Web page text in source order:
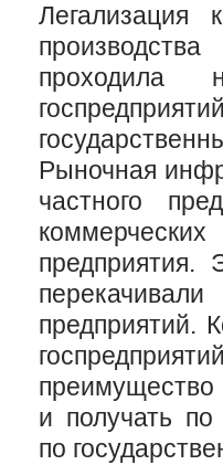
Легализация
проходила
Рыночная
частного
предприятия.
предприятий.
преимущество
и получать
по